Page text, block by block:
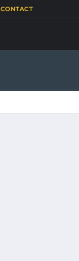
CONTACT